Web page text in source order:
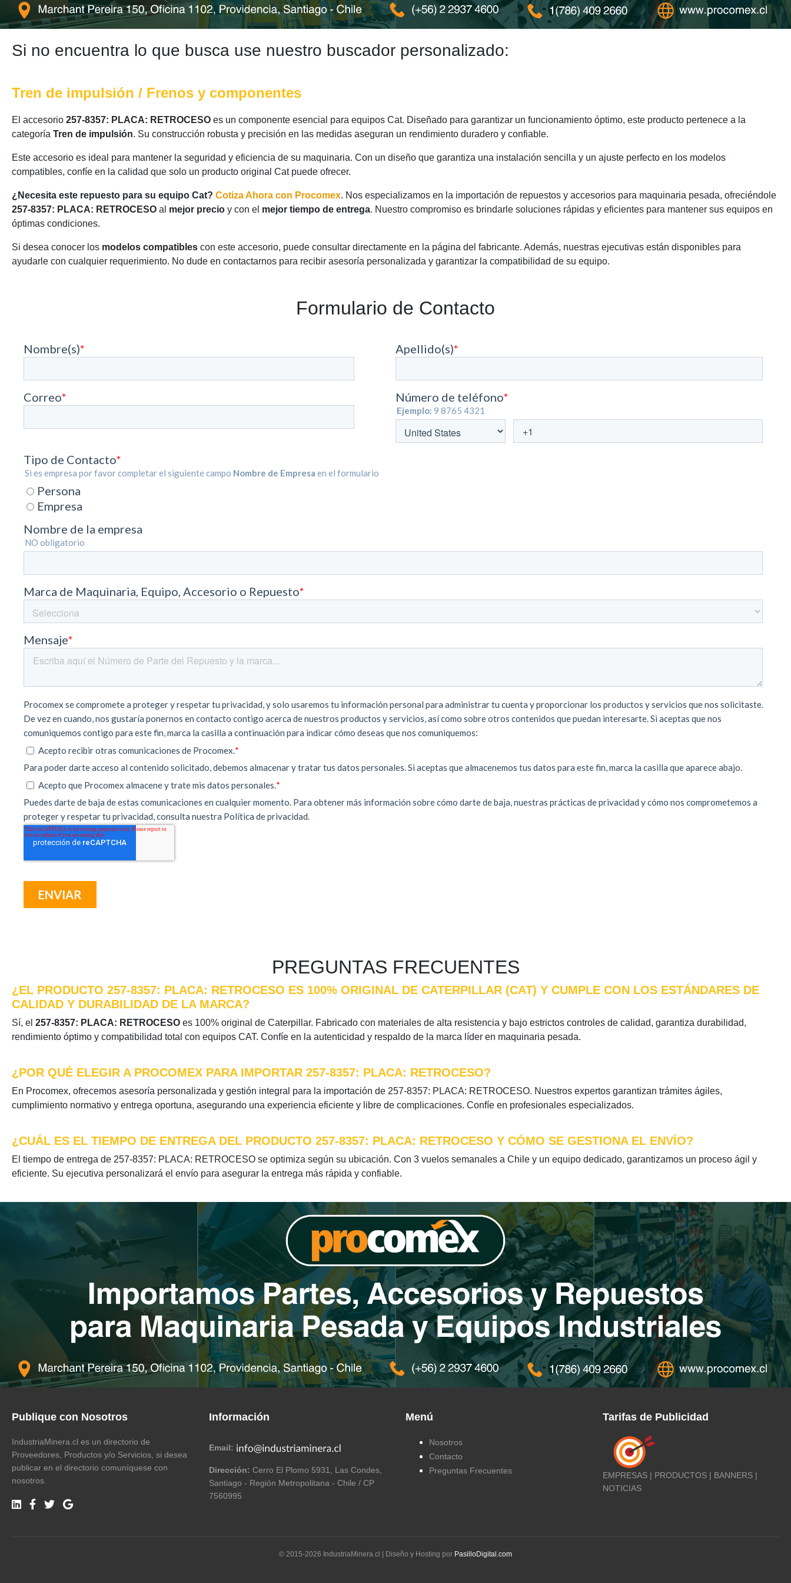
Si no encuentra lo que busca use nuestro buscador personalizado:
Tren de impulsión / Frenos y componentes
El accesorio 257-8357: PLACA: RETROCESO es un componente esencial para equipos Cat. Diseñado para garantizar un funcionamiento óptimo, este producto pertenece a la
categoría Tren de impulsión. Su construcción robusta y precisión en las medidas aseguran un rendimiento duradero y confiable.
Este accesorio es ideal para mantener la seguridad y eficiencia de su maquinaria. Con un diseño que garantiza una instalación sencilla y un ajuste perfecto en los modelos
compatibles, confíe en la calidad que solo un producto original Cat puede ofrecer.
¿Necesita este repuesto para su equipo Cat? Cotiza Ahora con Procomex. Nos especializamos en la importación de repuestos y accesorios para maquinaria pesada, ofreciéndole
257-8357: PLACA: RETROCESO al mejor precio y con el mejor tiempo de entrega. Nuestro compromiso es brindarle soluciones rápidas y eficientes para mantener sus equipos en
óptimas condiciones.
Si desea conocer los modelos compatibles con este accesorio, puede consultar directamente en la página del fabricante. Además, nuestras ejecutivas están disponibles para
ayudarle con cualquier requerimiento. No dude en contactarnos para recibir asesoría personalizada y garantizar la compatibilidad de su equipo.
Formulario de Contacto
PREGUNTAS FRECUENTES
¿EL PRODUCTO 257-8357: PLACA: RETROCESO ES 100% ORIGINAL DE CATERPILLAR (CAT) Y CUMPLE CON LOS ESTÁNDARES DE
CALIDAD Y DURABILIDAD DE LA MARCA?
Sí, el 257-8357: PLACA: RETROCESO es 100% original de Caterpillar. Fabricado con materiales de alta resistencia y bajo estrictos controles de calidad, garantiza durabilidad,
rendimiento óptimo y compatibilidad total con equipos CAT. Confíe en la autenticidad y respaldo de la marca líder en maquinaria pesada.
¿POR QUÉ ELEGIR A PROCOMEX PARA IMPORTAR 257-8357: PLACA: RETROCESO?
En Procomex, ofrecemos asesoría personalizada y gestión integral para la importación de 257-8357: PLACA: RETROCESO. Nuestros expertos garantizan trámites ágiles,
cumplimiento normativo y entrega oportuna, asegurando una experiencia eficiente y libre de complicaciones. Confíe en profesionales especializados.
¿CUÁL ES EL TIEMPO DE ENTREGA DEL PRODUCTO 257-8357: PLACA: RETROCESO Y CÓMO SE GESTIONA EL ENVÍO?
El tiempo de entrega de 257-8357: PLACA: RETROCESO se optimiza según su ubicación. Con 3 vuelos semanales a Chile y un equipo dedicado, garantizamos un proceso ágil y
eficiente. Su ejecutiva personalizará el envío para asegurar la entrega más rápida y confiable.
Publique con Nosotros
IndustriaMinera.cl es un directorio de
Proveedores, Productos y/o Servicios, si desea
publicar en el directorio comuníquese con
nosotros.
Información
Email:
Dirección: Cerro El Plomo 5931, Las Condes,
Santiago - Región Metropolitana - Chile / CP
7560995
Menú
Nosotros
Contacto
Preguntas Frecuentes
Tarifas de Publicidad
EMPRESAS | PRODUCTOS | BANNERS |
NOTICIAS
© 2015-2026 IndustriaMinera.cl | Diseño y Hosting por PasilloDigital.com